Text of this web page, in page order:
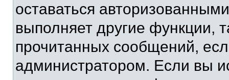
оставаться
выполняет другие функции,
прочитанных сообщений,
администратором. Если вы